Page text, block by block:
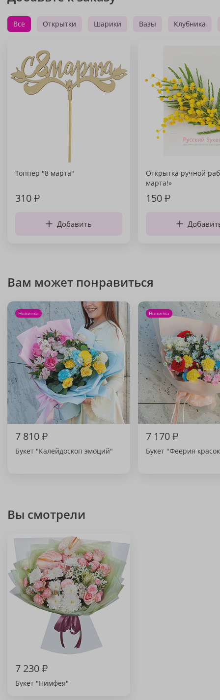
Все Открытки Шарики Вазы Клубника
Топпер "8 марта"
310₽
Добавить
Открытка ручной
марта!»
150₽
Вам может понравиться
Новинка
7 810₽
Букет "Калейдоскоп эмоций"
Новинка
7 170₽
Букет "Феерия
Вы смотрели
7 230₽
Букет "Нимфея"